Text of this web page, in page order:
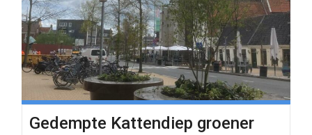
Gedempte Kattendiep groener